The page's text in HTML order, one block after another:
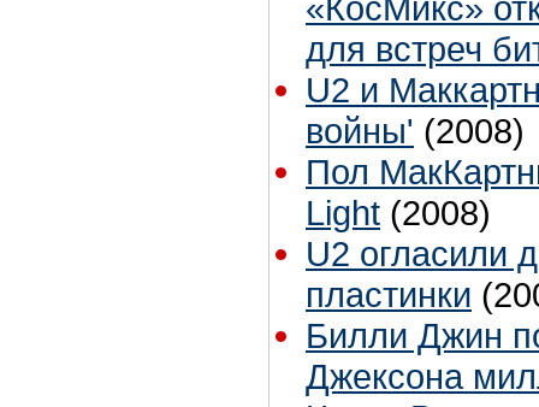
«КосМикс»
для встреч
U2 и
войны' (2008)
Пол
Light (2008)
U2 огласили
пластинки
Билли Джин
Джексона